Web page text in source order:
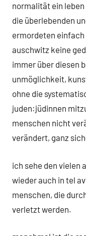
normalität ein
die überlebenden
ermordeten einfach
auschwitz keine
immer über diesen
unmöglichkeit,
ohne die
juden:jüdinnen
menschen nicht
verändert, ganz
ich sehe den vielen
wieder auch in tel
menschen, die
verletzt werden.